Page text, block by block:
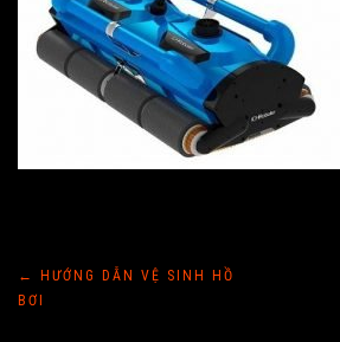
Điều
←
HƯỚNG DẪN VỆ SINH HỒ
BƠI